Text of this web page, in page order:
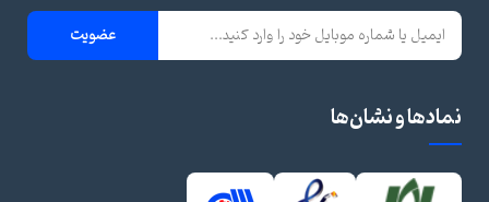
عضویت
نمادها و نشان‌ها